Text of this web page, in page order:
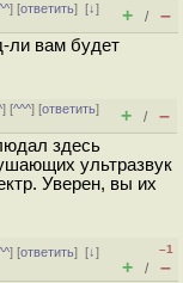
] [ответить][↓]
+ / –
ли вам будет
] [^^^] [ответить]
+ / –
здесь
ультразвук
Уверен, вы их
] [ответить][↓]
–1
+ / –